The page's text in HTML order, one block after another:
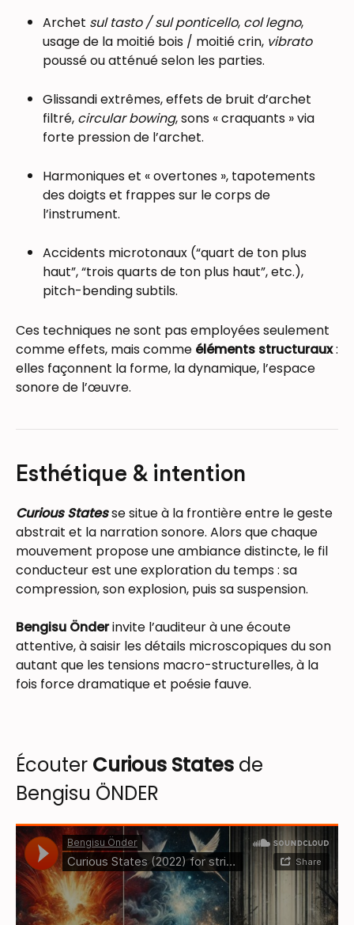
Archet sul tasto / sul ponticello, col legno,
usage de la moitié bois / moitié crin, vibrato
poussé ou atténué selon les parties.
Glissandi extrêmes, effets de bruit d’archet
filtré, circular bowing, sons « craquants » via
forte pression de l’archet.
Harmoniques et « overtones », tapotements
des doigts et frappes sur le corps de
l’instrument.
Accidents microtonaux (“quart de ton plus
haut”, “trois quarts de ton plus haut”, etc.),
pitch-bending subtils.
Ces techniques ne sont pas employées seulement
comme effets, mais comme éléments structuraux:
elles façonnent la forme, la dynamique, l’espace
sonore de l’œuvre.
Esthétique & intention
Curious Statesse situe à la frontière entre le geste
abstrait et la narration sonore. Alors que chaque
mouvement propose une ambiance distincte, le fil
conducteur est une exploration du temps : sa
compression, son explosion, puis sa suspension.
Bengisu Önderinvite l’auditeur à une écoute
attentive, à saisir les détails microscopiques du son
autant que les tensions macro-structurelles, à la
fois force dramatique et poésie fauve.
Écouter Curious States de
Bengisu ÖNDER